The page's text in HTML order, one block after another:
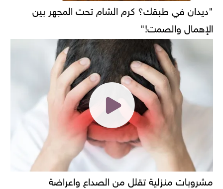
"ديدان في طبقك؟ كرم الشام تحت المجهر بين
الإهمال والصمت!"
مشروبات منزلية تقلل من الصداع واعراضة